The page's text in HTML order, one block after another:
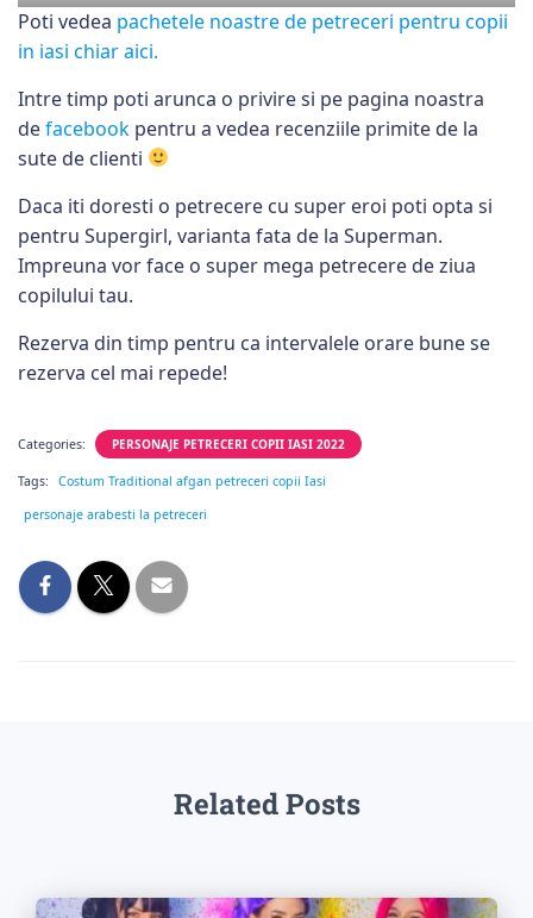
Poti vedea pachetele noastre de petreceri pentru copii
in iasi chiar aici.
Intre timp poti arunca o privire si pe pagina noastra
defacebook pentru a vedea recenziile primite de la
sute de clienti
Daca iti doresti o petrecere cu super eroi poti opta si
pentru Supergirl, varianta fata de la Superman.
Impreuna vor face o super mega petrecere de ziua
copilului tau.
Rezerva din timp pentru ca intervalele orare bune se
rezerva cel mai repede!
Categories: PERSONAJE PETRECERI COPII IASI 2022
Tags:
Costum Traditional afgan petreceri copii Iasi
personaje arabesti la petreceri
Related Posts